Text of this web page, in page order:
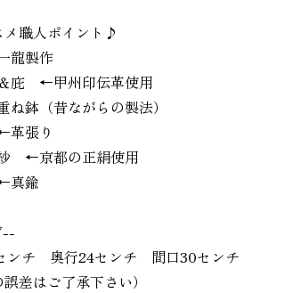
職人ポイント♪
龍製作
庇 ←甲州印伝革使用
鉢（昔ながらの製法）
張り
←京都の正絹使用
鍮
--
ンチ 奥行24センチ 間口30センチ
誤差はご了承下さい）